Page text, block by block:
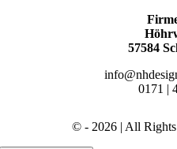
57584
0171 |
© - 2026 | All Rights